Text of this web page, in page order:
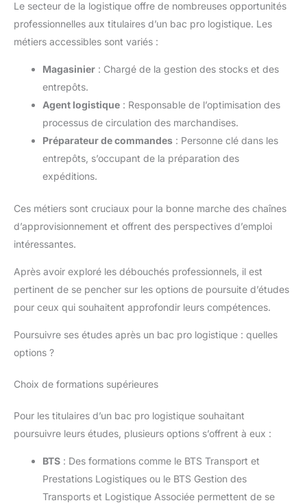
Le secteur de la logistique offre de nombreuses opportunités
professionnelles aux titulaires d’un bac pro logistique. Les
métiers accessibles sont variés :
Magasinier : Chargé de la gestion des stocks et des
entrepôts.
Agent logistique : Responsable de l’optimisation des
processus de circulation des marchandises.
Préparateur de commandes : Personne clé dans les
entrepôts, s’occupant de la préparation des
expéditions.
Ces métiers sont cruciaux pour la bonne marche des chaînes
d’approvisionnement et offrent des perspectives d’emploi
intéressantes.
Après avoir exploré les débouchés professionnels, il est
pertinent de se pencher sur les options de poursuite d’études
pour ceux qui souhaitent approfondir leurs compétences.
Poursuivre ses études après un bac pro logistique : quelles
options ?
Choix de formations supérieures
Pour les titulaires d’un bac pro logistique souhaitant
poursuivre leurs études, plusieurs options s’offrent à eux :
BTS : Des formations comme le BTS Transport et
Prestations Logistiques ou le BTS Gestion des
Transports et Logistique Associée permettent de se